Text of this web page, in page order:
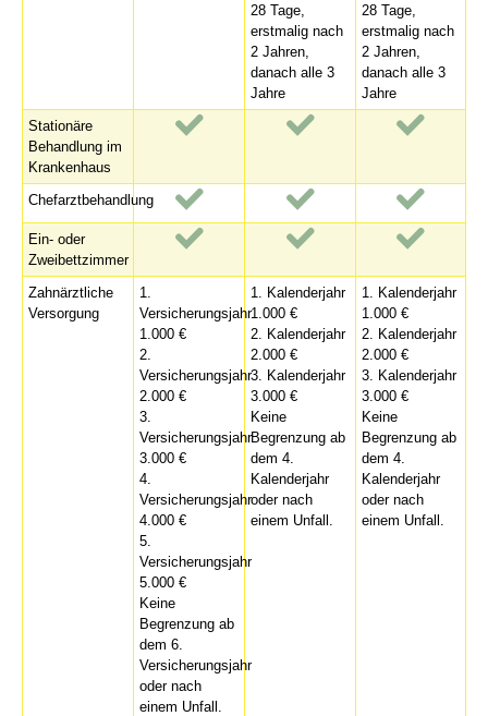
28 Tage,
erstmalig nach
2 Jahren,
danach alle 3
Jahre
28 Tage,
erstmalig nach
2 Jahren,
danach alle 3
Jahre
Stationäre
Behandlung im
Krankenhaus
Chefarztbehandlung
Ein- oder
Zweibettzimmer
Zahnärztliche
Versorgung
1.
Versicherungsjahr
1.000 €
2.
Versicherungsjahr
2.000 €
3.
Versicherungsjahr
3.000 €
4.
Versicherungsjahr
4.000 €
5.
Versicherungsjahr
5.000 €
Keine
Begrenzung ab
dem 6.
Versicherungsjahr
oder nach
einem Unfall.
1. Kalenderjahr
1.000 €
2. Kalenderjahr
2.000 €
3. Kalenderjahr
3.000 €
Keine
Begrenzung ab
dem 4.
Kalenderjahr
oder nach
einem Unfall.
1. Kalenderjahr
1.000 €
2. Kalenderjahr
2.000 €
3. Kalenderjahr
3.000 €
Keine
Begrenzung ab
dem 4.
Kalenderjahr
oder nach
einem Unfall.